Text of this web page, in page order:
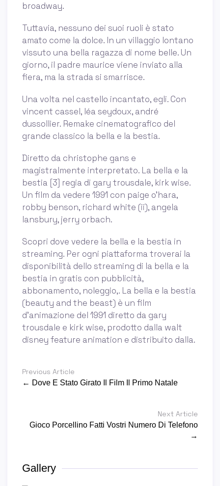
broadway.
Tuttavia, nessuno dei suoi ruoli è stato
amato come la dolce. In un villaggio lontano
vissuto una bella ragazza di nome belle. Un
giorno, il padre maurice viene inviato alla
fiera, ma la strada si smarrisce.
Una volta nel castello incantato, egli. Con
vincent cassel, léa seydoux, andré
dussollier. Remake cinematografico del
grande classico la bella e la bestia.
Diretto da christophe gans e
magistralmente interpretato. La bella e la
bestia [3] regia di gary trousdale, kirk wise.
Un film da vedere 1991 con paige o'hara,
robby benson, richard white (ii), angela
lansbury, jerry orbach.
Scopri dove vedere la bella e la bestia in
streaming. Per ogni piattaforma troverai la
disponibilità dello streaming di la bella e la
bestia in gratis con pubblicità,
abbonamento, noleggio,. La bella e la bestia
(beauty and the beast) è un film
d’animazione del 1991 diretto da gary
trousdale e kirk wise, prodotto dalla walt
disney feature animation e distribuito dalla.
Previous Article
← Dove E Stato Girato Il Film Il Primo Natale
Next Article
Gioco Porcellino Fatti Vostri Numero Di Telefono
→
Gallery